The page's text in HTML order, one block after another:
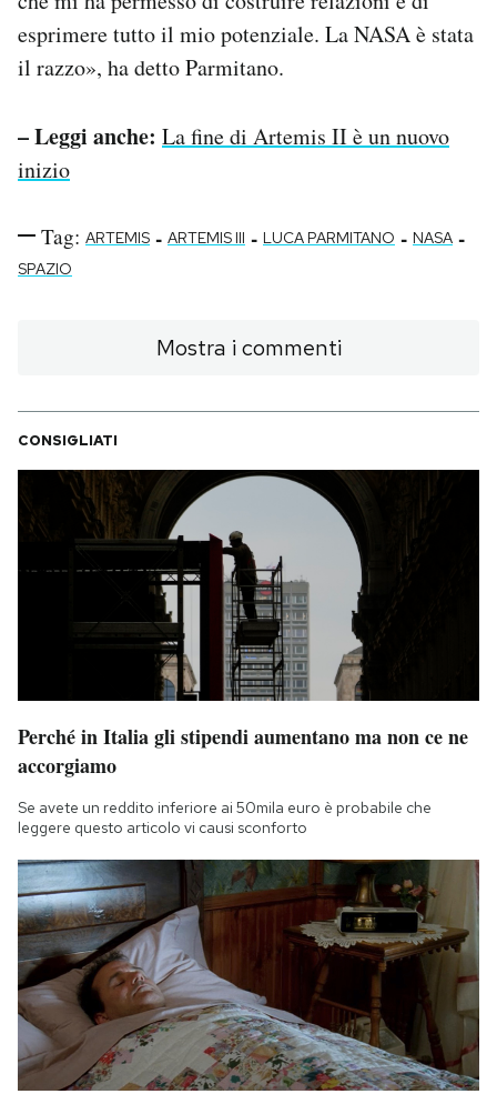
esprimere tutto il mio potenziale. La NASA è stata
il razzo», ha detto Parmitano.
– Leggi anche: La fine di Artemis II è un nuovo
inizio
Tag: ARTEMIS - ARTEMIS III - LUCA PARMITANO - NASA -
SPAZIO
Mostra i commenti
CONSIGLIATI
Perché in Italia gli stipendi aumentano ma non ce ne
accorgiamo
Se avete un reddito inferiore ai 50mila euro è probabile che
leggere questo articolo vi causi sconforto